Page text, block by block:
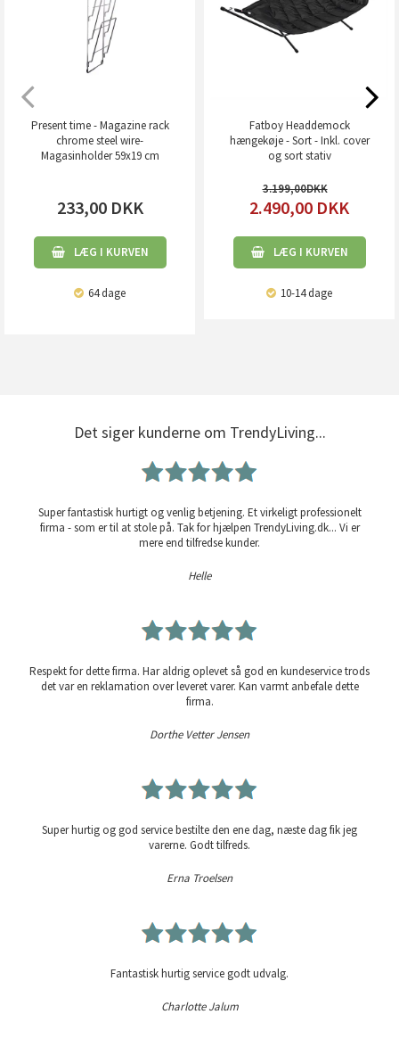
Present time - Magazine rack
chrome steel wire-
Magasinholder 59x19 cm
233,00 DKK
LÆG I KURVEN
64 dage
Fatboy Headdemock
hængekøje - Sort - Inkl. cover
og sort stativ
3.199,00
2.490,00 DKK
LÆG I KURVEN
10-14 dage
Det siger kunderne om TrendyLiving...
Super fantastisk hurtigt og venlig betjening. Et virkeligt professionelt
firma - som er til at stole på. Tak for hjælpen TrendyLiving.dk... Vi er
mere end tilfredse kunder.
Helle
Respekt for dette firma. Har aldrig oplevet så god en kundeservice trods
det var en reklamation over leveret varer. Kan varmt anbefale dette
firma.
Dorthe Vetter Jensen
Super hurtig og god service bestilte den ene dag, næste dag fik jeg
varerne. Godt tilfreds.
Erna Troelsen
Fantastisk hurtig service godt udvalg.
Charlotte Jalum